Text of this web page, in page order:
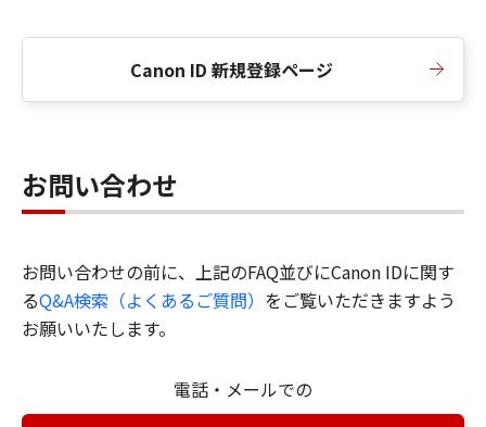
Canon ID 新規登録ページ
お問い合わせ
お問い合わせの前に、上記のFAQ並びにCanon IDに関す
るQ&A検索（よくあるご質問） をご覧いただきますよう
お願いいたします。
電話・メールでの